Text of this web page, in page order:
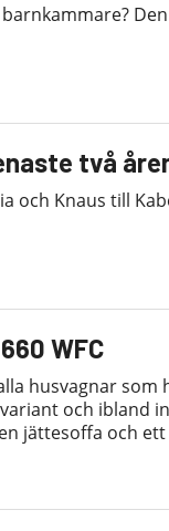
två
och Knaus till
WFC
husvagnar
och ibland
jättesoffa och